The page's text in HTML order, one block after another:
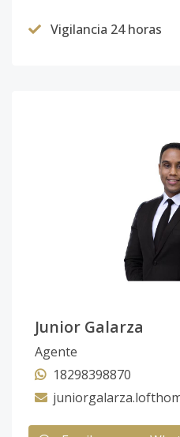
Vigilancia 24 horas
Junior Galarza
Agente
18298398870